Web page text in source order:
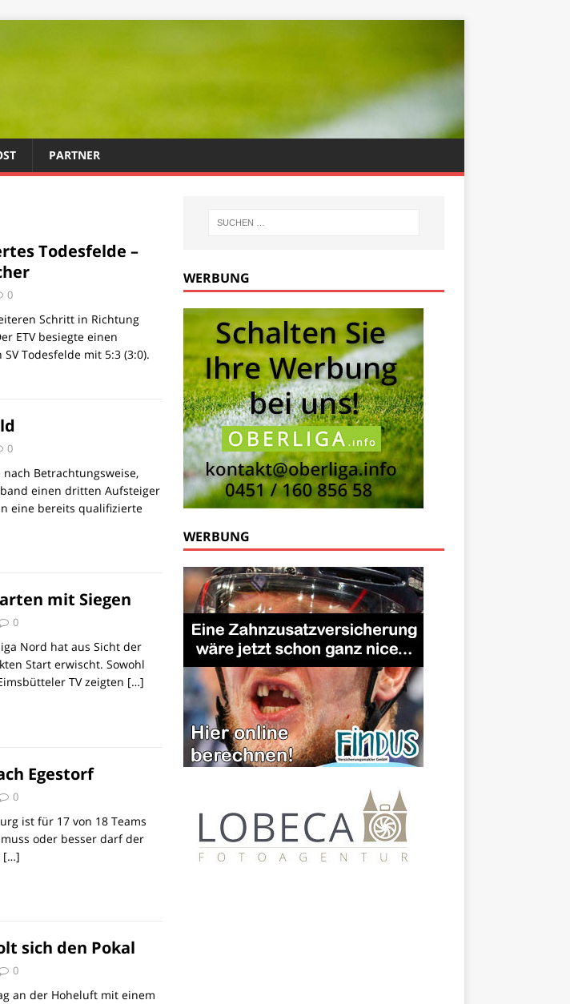
PARTNER
Todesfelde –
0
Schritt in Richtung
ETV besiegte einen
Todesfelde mit 5:3 (3:0).
0
Betrachtungsweise,
einen dritten Aufsteiger
eine bereits qualifizierte
mit Siegen
0
Nord hat aus Sicht der
Start erwischt. Sowohl
TV zeigten […]
Egestorf
0
ist für 17 von 18 Teams
oder besser darf der
[…]
sich den Pokal
0
an der Hoheluft mit einem
WERBUNG
WERBUNG